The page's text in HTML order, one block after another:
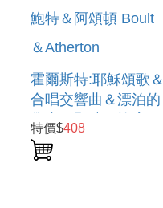
鮑特＆阿頌頓 Boult
＆Atherton
霍爾斯特:耶穌頌歌＆
合唱交響曲＆漂泊的
學者＆野豬頭旅店
HOLST:THE HYMN
OF JESUS＆
特價$408